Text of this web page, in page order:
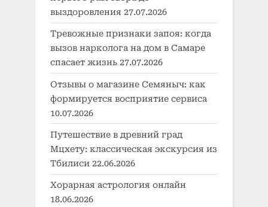
выздоровления 27.07.2026
Тревожные признаки запоя: когда
вызов нарколога на дом в Самаре
спасает жизнь 27.07.2026
Отзывы о магазине Семяныч: как
формируется восприятие сервиса
10.07.2026
Путешествие в древний град
Мцхету: классическая экскурсия из
Тбилиси 22.06.2026
Хорарная астрология онлайн
18.06.2026